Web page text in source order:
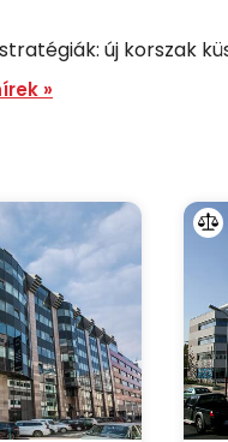
új korszak
»